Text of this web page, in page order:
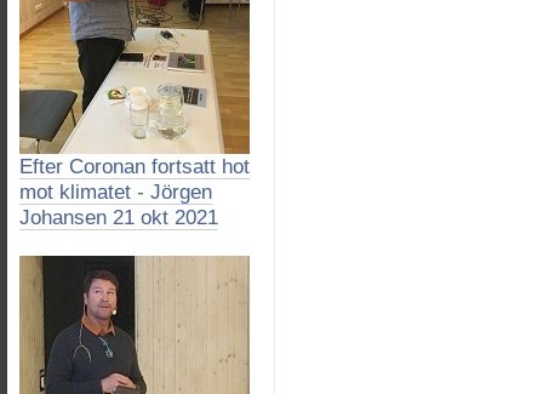
Efter Coronan fortsatt hot
mot klimatet - Jörgen
Johansen 21 okt 2021